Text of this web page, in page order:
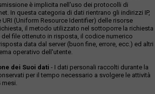
è implicita nell'uso dei protocolli di
In questa categoria di dati rientrano gli indirizzi IP,
(Uniform Resource Identifier) delle risorse
il metodo utilizzato nel sottoporre la richiesta
del file ottenuto in risposta, il codice numerico
data dal server (buon fine, errore, ecc.) ed altri
operativo dell'utente.
dei Suoi dati - I dati personali raccolti durante la
per il tempo necessario a svolgere le attività
mesi.